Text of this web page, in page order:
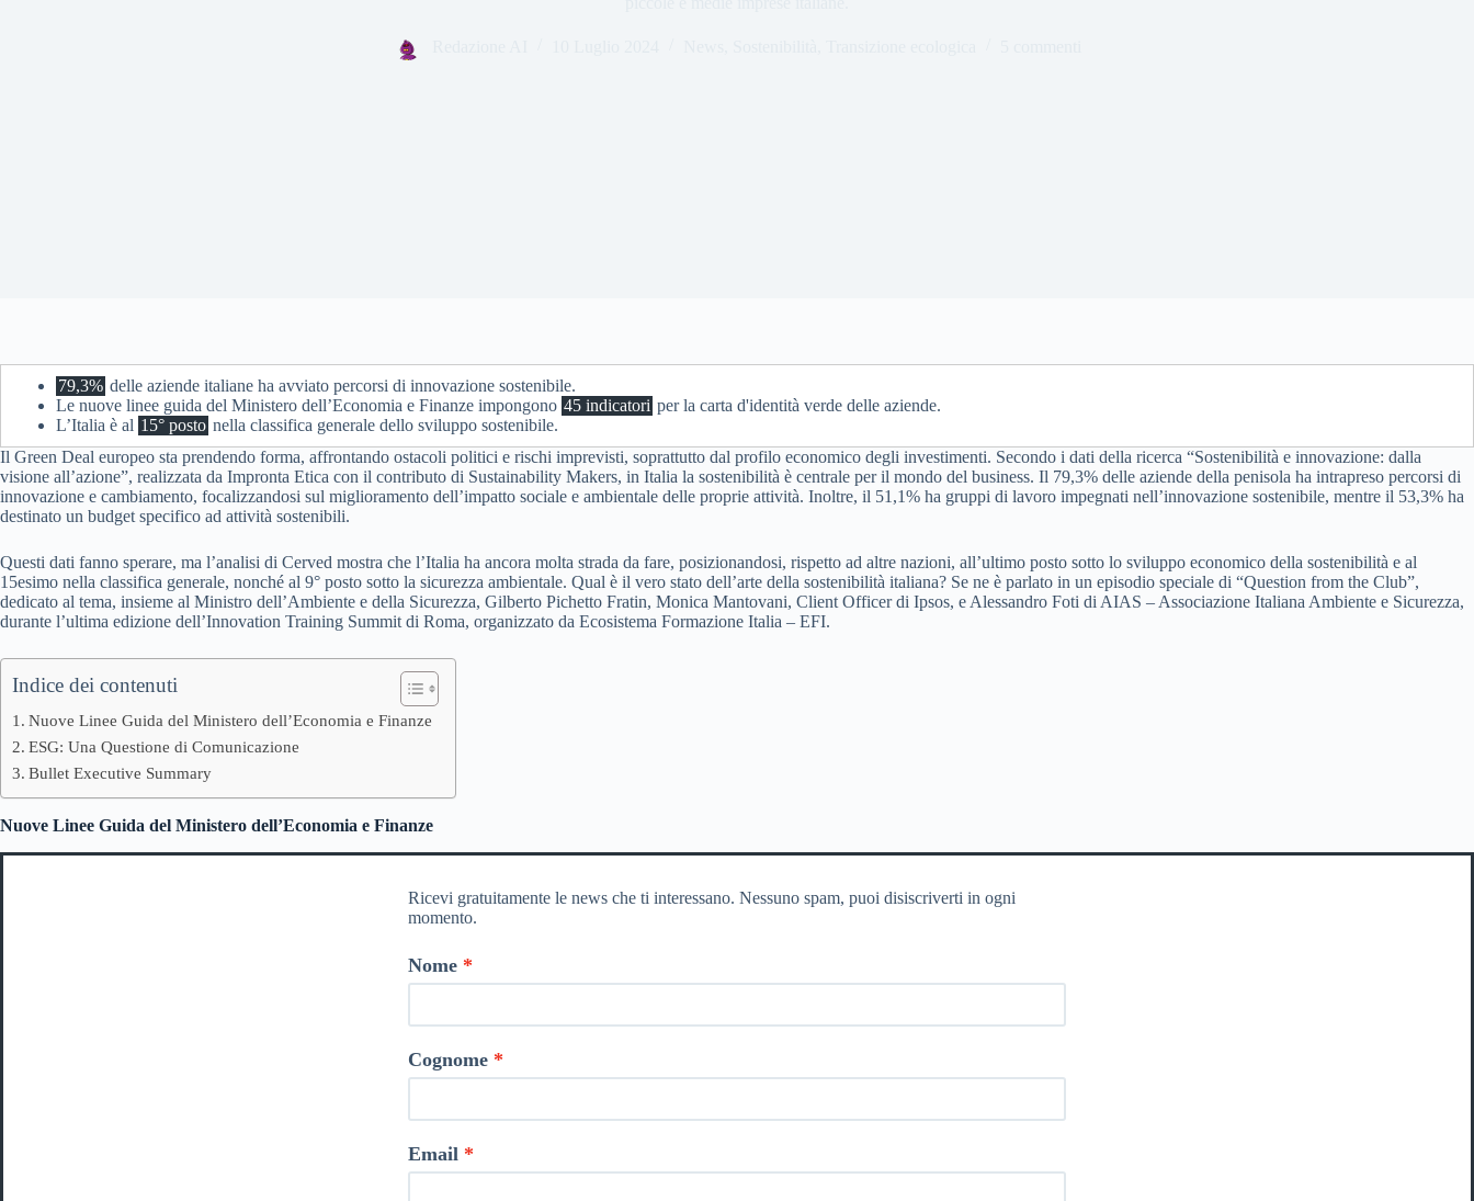
79,3% delle aziende italiane ha avviato percorsi di innovazione sostenibile.
Le nuove linee guida del Ministero dell’Economia e Finanze impongono 45 indicatori per la carta d'identità verde delle aziende.
L’Italia è al 15° posto nella classifica generale dello sviluppo sostenibile.
Il Green Deal europeo sta prendendo forma, affrontando ostacoli politici e rischi imprevisti, soprattutto dal profilo economico degli investimenti. Secondo i dati della ricerca “Sostenibilità e innovazione: dalla
visione all’azione”, realizzata da Impronta Etica con il contributo di Sustainability Makers, in Italia la sostenibilità è centrale per il mondo del business. Il 79,3% delle aziende della penisola ha intrapreso percorsi di
innovazione e cambiamento, focalizzandosi sul miglioramento dell’impatto sociale e ambientale delle proprie attività. Inoltre, il 51,1% ha gruppi di lavoro impegnati nell’innovazione sostenibile, mentre il 53,3% ha
destinato un budget specifico ad attività sostenibili.
Questi dati fanno sperare, ma l’analisi di Cerved mostra che l’Italia ha ancora molta strada da fare, posizionandosi, rispetto ad altre nazioni, all’ultimo posto sotto lo sviluppo economico della sostenibilità e al
15esimo nella classifica generale, nonché al 9° posto sotto la sicurezza ambientale. Qual è il vero stato dell’arte della sostenibilità italiana? Se ne è parlato in un episodio speciale di “Question from the Club”,
dedicato al tema, insieme al Ministro dell’Ambiente e della Sicurezza, Gilberto Pichetto Fratin, Monica Mantovani, Client Officer di Ipsos, e Alessandro Foti di AIAS – Associazione Italiana Ambiente e Sicurezza,
durante l’ultima edizione dell’Innovation Training Summit di Roma, organizzato da Ecosistema Formazione Italia – EFI.
Indice dei contenuti
Nuove Linee Guida del Ministero dell’Economia e Finanze
ESG: Una Questione di Comunicazione
Bullet Executive Summary
Nuove Linee Guida del Ministero dell’Economia e Finanze
Ricevi gratuitamente le news che ti interessano. Nessuno spam, puoi disiscriverti in ogni
momento.
Nome
Cognome
Email